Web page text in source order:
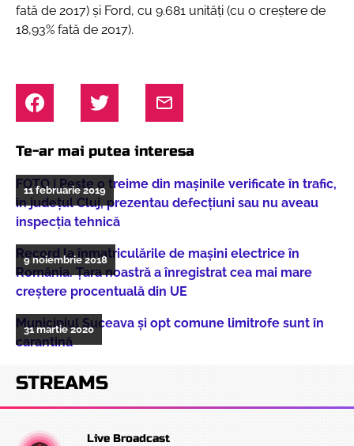
fată de 2017) și Ford, cu 9.681 unități (cu o creștere de
18,93% fată de 2017).
Te-ar mai putea interesa
FOTO | Peste o treime din mașinile verificate în trafic,
în județul Cluj, prezentau defecțiuni sau nu aveau
inspecția tehnică
11 februarie 2019
Record la înmatriculările de mașini electrice în
România. Țara noastră a înregistrat cea mai mare
creștere procentuală din UE
9 noiembrie 2018
Municipiul Suceava și opt comune limitrofe sunt în
carantină
31 martie 2020
STREAMS
Live Broadcast